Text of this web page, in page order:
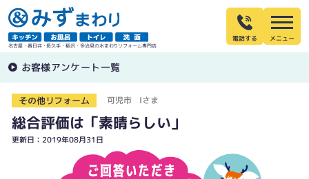
名古屋・春日井・長久手・稲沢・多治見の水まわりリフォーム専門店
電話する
お客様アンケート一覧
その他リフォーム 可児市 Iさま
総合評価は「素晴らしい」
更新日：2019年08月31日